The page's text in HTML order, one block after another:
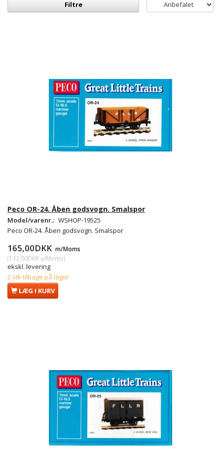
Filtre
Peco OR-24. Åben godsvogn. Smalspor
Model/varenr.: WSHOP-19525
Peco OR-24. Åben godsvogn. Smalspor
165,00DKK m/Moms
(132,00DKK u/Moms)
ekskl. levering
2 stk tilbage på lager
LÆG I KURV